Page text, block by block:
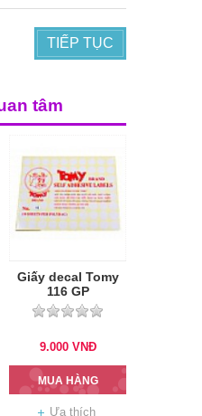
TIẾP TỤC
tâm
Giấy decal Tomy
116 GP
9.000 VNĐ
MUA HÀNG
Ưa thích